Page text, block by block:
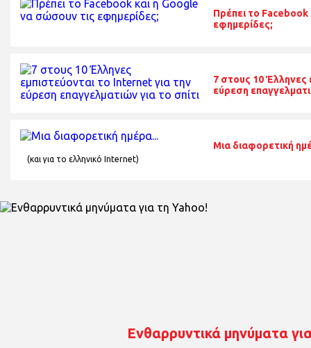
Πρέπει το
εφημερίδες;
7 στους 10 Έλληνες
εύρεση
Μια διαφορετική
(και για το ελληνικό Internet)
Ενθαρρυντικά μηνύματα